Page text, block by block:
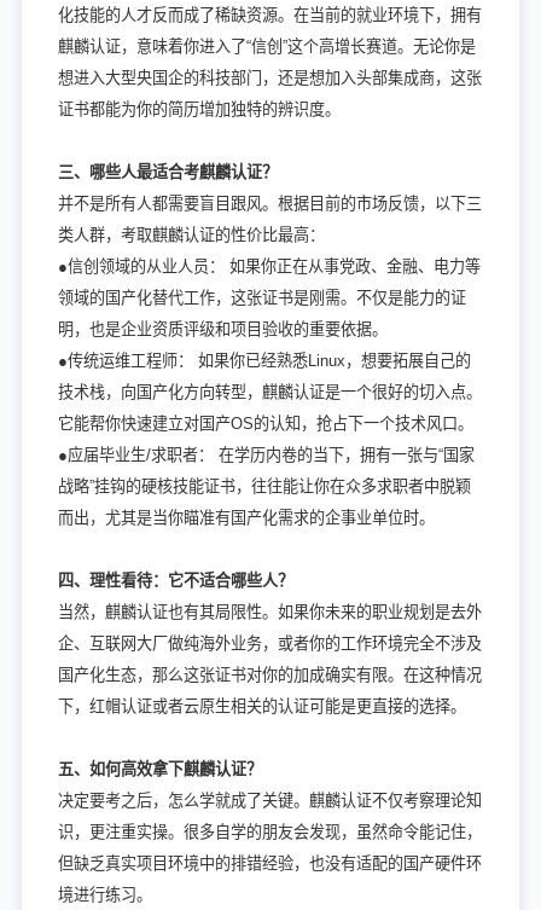
化技能的人才反而成了稀缺资源。在当前的就业环境下，拥有
麒麟认证，意味着你进入了“信创”这个高增长赛道。无论你是
想进入大型央国企的科技部门，还是想加入头部集成商，这张
证书都能为你的简历增加独特的辨识度。
三、哪些人最适合考麒麟认证？
并不是所有人都需要盲目跟风。根据目前的市场反馈，以下三
类人群，考取麒麟认证的性价比最高：
●信创领域的从业人员： 如果你正在从事党政、金融、电力等
领域的国产化替代工作，这张证书是刚需。不仅是能力的证
明，也是企业资质评级和项目验收的重要依据。
●传统运维工程师： 如果你已经熟悉Linux，想要拓展自己的
技术栈，向国产化方向转型，麒麟认证是一个很好的切入点。
它能帮你快速建立对国产OS的认知，抢占下一个技术风口。
●应届毕业生/求职者： 在学历内卷的当下，拥有一张与“国家
战略”挂钩的硬核技能证书，往往能让你在众多求职者中脱颖
而出，尤其是当你瞄准有国产化需求的企事业单位时。
四、理性看待：它不适合哪些人？
当然，麒麟认证也有其局限性。如果你未来的职业规划是去外
企、互联网大厂做纯海外业务，或者你的工作环境完全不涉及
国产化生态，那么这张证书对你的加成确实有限。在这种情况
下，红帽认证或者云原生相关的认证可能是更直接的选择。
五、如何高效拿下麒麟认证？
决定要考之后，怎么学就成了关键。麒麟认证不仅考察理论知
识，更注重实操。很多自学的朋友会发现，虽然命令能记住，
但缺乏真实项目环境中的排错经验，也没有适配的国产硬件环
境进行练习。